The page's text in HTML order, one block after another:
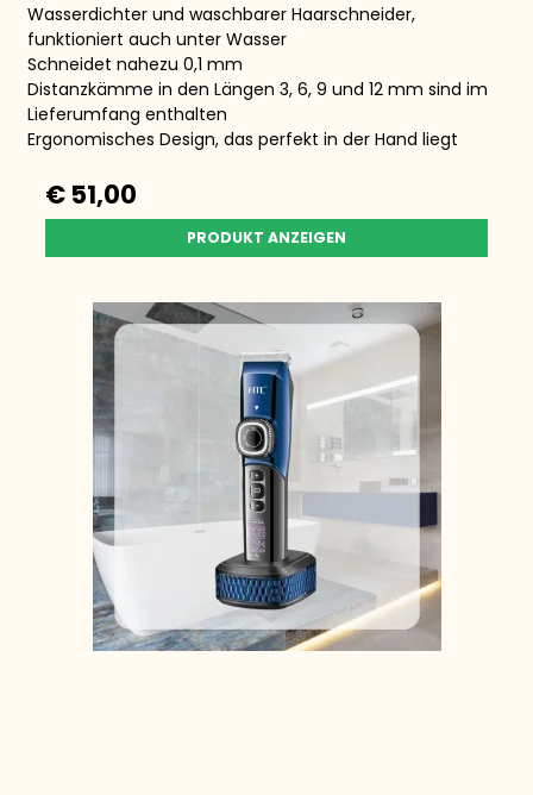
Wasserdichter und waschbarer Haarschneider,
funktioniert auch unter Wasser
Schneidet nahezu 0,1 mm
Distanzkämme in den Längen 3, 6, 9 und 12 mm sind im
Lieferumfang enthalten
Ergonomisches Design, das perfekt in der Hand liegt
€ 51,00
PRODUKT ANZEIGEN